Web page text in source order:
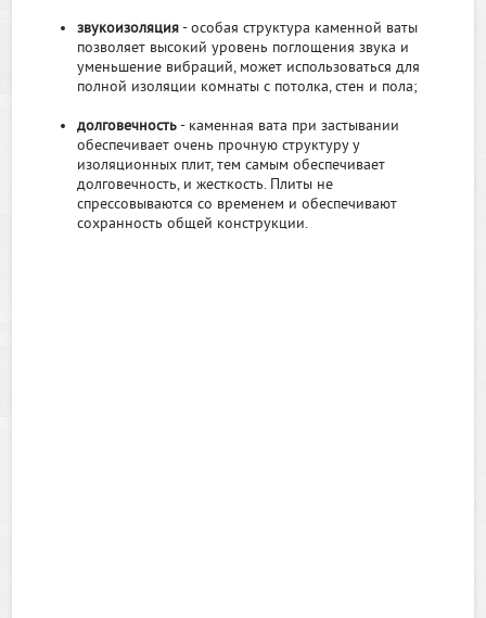
звукоизоляция- особая структура каменной ваты
позволяет высокий уровень поглощения звука и
уменьшение вибраций, может использоваться для
полной изоляции комнаты с потолка, стен и пола;
долговечность- каменная вата при застывании
обеспечивает очень прочную структуру у
изоляционных плит, тем самым обеспечивает
долговечность, и жесткость. Плиты не
спрессовываются со временем и обеспечивают
сохранность общей конструкции.